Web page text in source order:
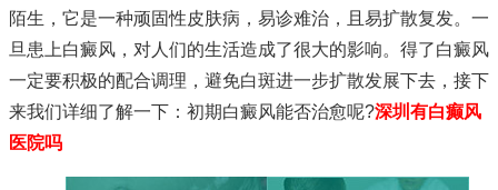
陌生，它是一种顽固性皮肤病，易诊难治，且易扩散复发。一
旦患上白癜风，对人们的生活造成了很大的影响。得了白癜风
一定要积极的配合调理，避免白斑进一步扩散发展下去，接下
来我们详细了解一下：初期白癜风能否治愈呢?深圳有白癫风
医院吗